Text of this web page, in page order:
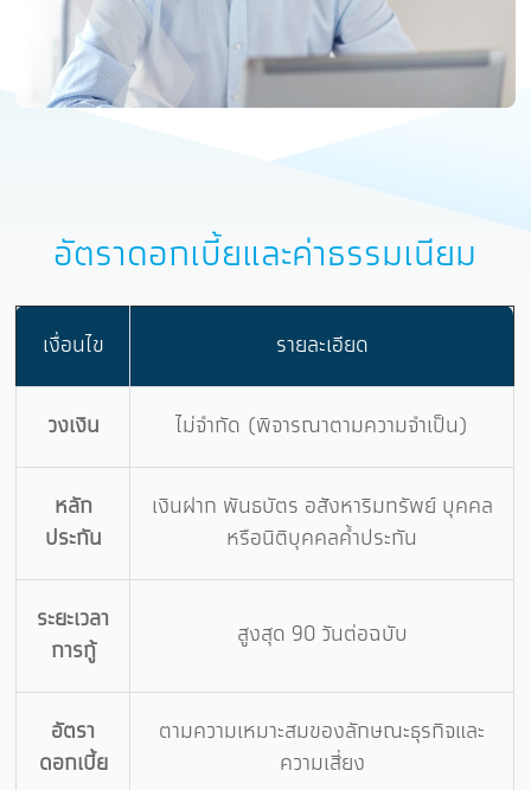
อัตราดอกเบี้ยและค่าธรรมเนียม
เงื่อนไข รายละเอียด
วงเงิน ไม่จำกัด (พิจารณาตามความจำเป็น)
หลัก
ประกัน
เงินฝาก พันธบัตร อสังหาริมทรัพย์ บุคคล
หรือนิติบุคคลค้ำประกัน
ระยะเวลา
การกู้
สูงสุด 90 วันต่อฉบับ
อัตรา
ดอกเบี้ย
ตามความเหมาะสมของลักษณะธุรกิจและ
ความเสี่ยง